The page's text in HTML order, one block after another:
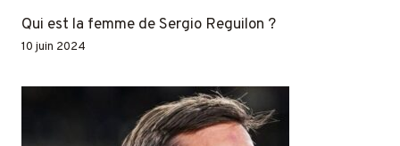
Qui est la femme de Sergio Reguilon ?
10 juin 2024